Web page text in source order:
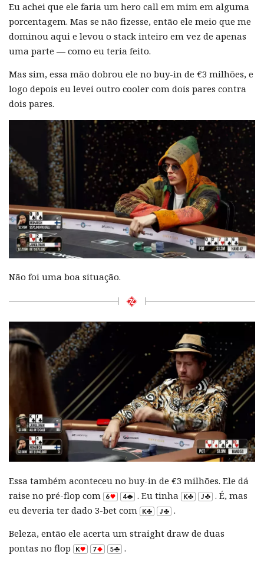
Eu achei que ele faria um hero call em mim em alguma
porcentagem. Mas se não fizesse, então ele meio que me
dominou aqui e levou o stack inteiro em vez de apenas
uma parte — como eu teria feito.
Mas sim, essa mão dobrou ele no buy-in de €3 milhões, e
logo depois eu levei outro cooler com dois pares contra
dois pares.
Não foi uma boa situação.
Essa também aconteceu no buy-in de €3 milhões. Ele dá
raise no pré-flop com
. Eu tinha
. É, mas
eu deveria ter dado 3-bet com
.
Beleza, então ele acerta um straight draw de duas
pontas no flop
.